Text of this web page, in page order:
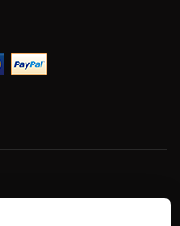
70014